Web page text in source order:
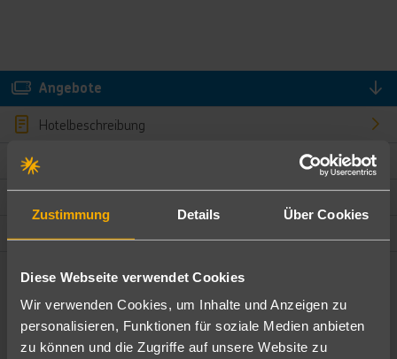
Zustimmung Details Über Cookies
Diese Webseite verwendet Cookies
Wir verwenden Cookies, um Inhalte und Anzeigen zu
personalisieren, Funktionen für soziale Medien anbieten
zu können und die Zugriffe auf unsere Website zu
Angebote
Hotelbeschreibung
Bewertungen
Ändere die Kriterien nach deinen Wünschen